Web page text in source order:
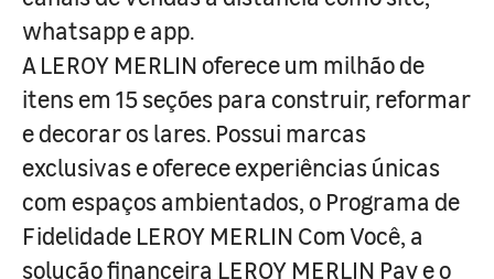
whatsapp e app.
A LEROY MERLIN oferece um milhão de
itens em 15 seções para construir, reformar
e decorar os lares. Possui marcas
exclusivas e oferece experiências únicas
com espaços ambientados, o Programa de
Fidelidade LEROY MERLIN Com Você, a
solução financeira LEROY MERLIN Pay e o